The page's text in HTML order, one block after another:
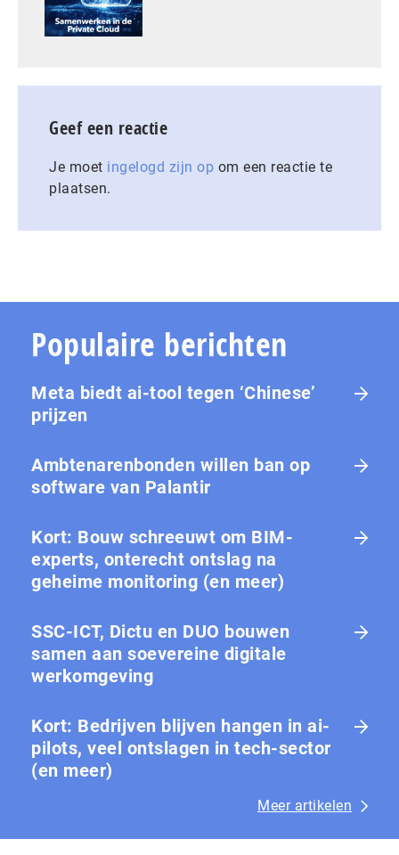
Geef een reactie
Je moet ingelogd zijn op om een reactie te
plaatsen.
Populaire berichten
Meta biedt ai-tool tegen ‘Chinese’
prijzen
Ambtenarenbonden willen ban op
software van Palantir
Kort: Bouw schreeuwt om BIM-
experts, onterecht ontslag na
geheime monitoring (en meer)
SSC-ICT, Dictu en DUO bouwen
samen aan soevereine digitale
werkomgeving
Kort: Bedrijven blijven hangen in ai-
pilots, veel ontslagen in tech-sector
(en meer)
Meer artikelen